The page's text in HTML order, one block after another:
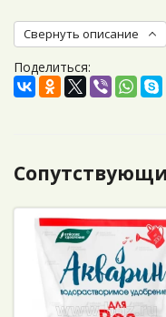
Свернуть описание
Поделиться: